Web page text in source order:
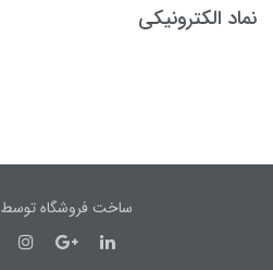
نماد الکترونیکی
ساخت فروشگاه توسط